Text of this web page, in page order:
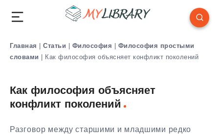
Главная | Статьи | Философия | Философия простыми
словами | Как философия объясняет конфликт поколений
Как философия объясняет
конфликт поколений
Разговор между старшими и младшими редко